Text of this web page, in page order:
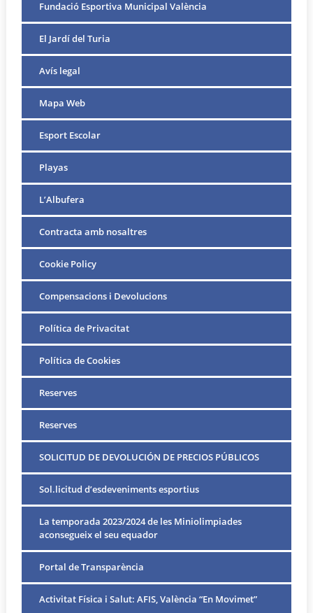
Fundació Esportiva Municipal València
El Jardí del Turia
Avís legal
Mapa Web
Esport Escolar
Playas
L’Albufera
Contracta amb nosaltres
Cookie Policy
Compensacions i Devolucions
Política de Privacitat
Política de Cookies
Reserves
Reserves
SOLICITUD DE DEVOLUCIÓN DE PRECIOS PÚBLICOS
Sol.licitud d’esdeveniments esportius
La temporada 2023/2024 de les Miniolimpiades
aconsegueix el seu equador
Portal de Transparència
Activitat Física i Salut: AFIS, València “En Movimet”